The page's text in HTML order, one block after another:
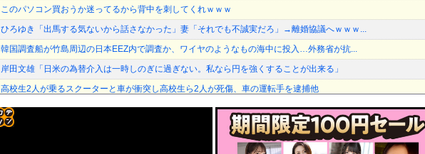
このパソコン買おうか迷ってるから背中を刺してくれｗｗｗ
ひろゆき「出馬する気ないから話さなかった」妻「それでも不誠実だろ」→離婚協議へｗｗｗ...
韓国調査船が竹島周辺の日本EEZ内で調査か、ワイヤのようなもの海中に投入…外務省が抗...
岸田文雄「日米の為替介入は一時しのぎに過ぎない。私なら円を強くすることが出来る」
高校生2人が乗るスクーターと車が衝突し高校生ら2人が死傷、車の運転手を逮捕他
【画像】原爆資料館でPTSDになる子供が増加。記憶の継承が危ぶまれる事態に
【悲報】瀬戸環奈がスタイルよすぎて一般男性が隣に並ぶとチンチクリンに見えてしまう
「平和を願う女子児童を警察が取り押さえて移動させた」と市民団体が告発、「児童……どこ...